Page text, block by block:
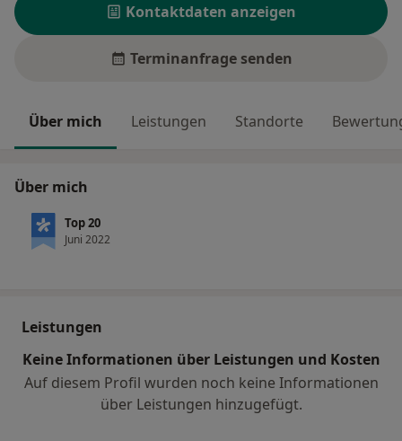
Kontaktdaten anzeigen
Terminanfrage senden
Über mich Leistungen Standorte
Über mich
Top 20
Juni 2022
Leistungen
Keine Informationen über Leistungen und Kosten
Auf diesem Profil wurden noch keine Informationen
über Leistungen hinzugefügt.